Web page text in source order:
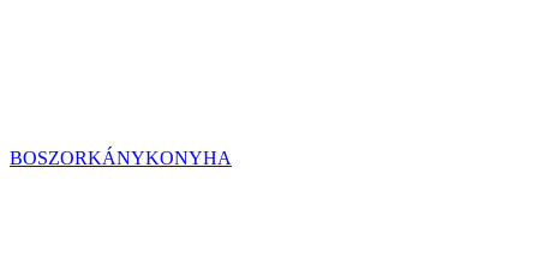
BOSZORKÁNYKONYHA